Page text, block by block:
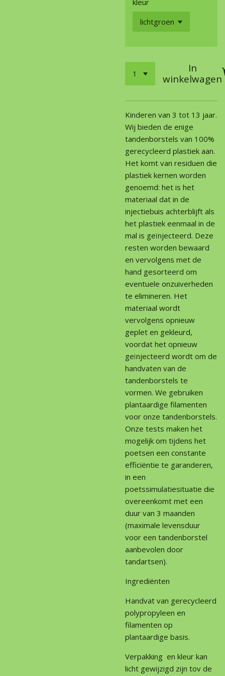
In
winkelwagen
Kinderen van 3 tot 13 jaar.
Wij bieden de enige
tandenborstels van 100%
gerecycleerd plastiek aan.
Het komt van residuen die
plastiek kernen worden
genoemd: het is het
materiaal dat in de
injectiebuis achterblijft als
het plastiek eenmaal in de
mal is geïnjecteerd. Deze
resten worden bewaard
en vervolgens met de
hand gesorteerd om
eventuele onzuiverheden
te elimineren. Het
materiaal wordt
vervolgens opnieuw
geplet en gekleurd,
voordat het opnieuw
geïnjecteerd wordt om de
handvaten van de
tandenborstels te
vormen. We gebruiken
plantaardige filamenten
voor onze tandenborstels.
Onze tests maken het
mogelijk om tijdens het
poetsen een constante
efficiëntie te garanderen,
in een
poetssimulatiesituatie die
overeenkomt met een
duur van 3 maanden
(maximale levensduur
voor een tandenborstel
aanbevolen door
tandartsen).
Ingrediënten
Handvat van gerecycleerd
polypropyleen en
filamenten op
plantaardige basis.
Verpakking en kleur kan
licht gewijzigd zijn tov de